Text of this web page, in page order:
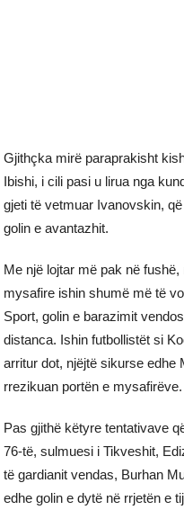
Gjithçka mirë paraprakisht
Ibishi, i cili pasi u lirua nga
gjeti të vetmuar Ivanovskin,
golin e avantazhit.
Me një lojtar më pak në
mysafire ishin shumë më të
Sport, golin e barazimit
distanca. Ishin futbollistët si
arritur dot, njëjtë sikurse edhe
rrezikuan portën e mysafirëve.
Pas gjithë këtyre tentativave
76-të, sulmuesi i Tikveshit,
të gardianit vendas, Burhan
edhe golin e dytë në rrjetën e